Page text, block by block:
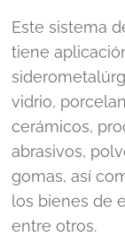
Este sistema
tiene
vidrio,
cerámicos,
abrasivos,
gomas, así
los bienes de
entre otros.